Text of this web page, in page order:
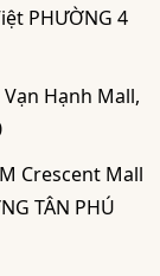
PHƯỜNG 4
Hạnh Mall,
Crescent Mall
TÂN PHÚ